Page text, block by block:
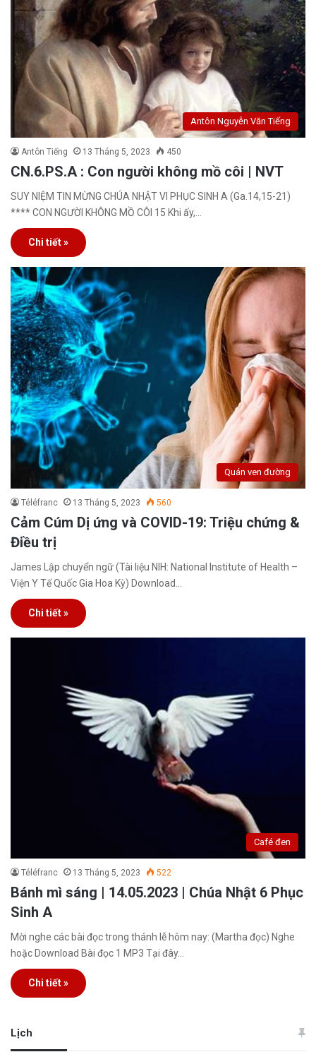
Antôn Nguyễn Văn Tiếng
Antôn Tiếng 13 Tháng 5, 2023 450
CN.6.PS.A : Con người không mồ côi | NVT
SUY NIỆM TIN MỪNG CHÚA NHẬT VI PHỤC SINH A (Ga.14,15-21)
**** CON NGƯỜI KHÔNG MỒ CÔI 15 Khi ấy,…
Chi tiết »
Quán ven đường
Téléfranc 13 Tháng 5, 2023 560
Cảm Cúm Dị ứng và COVID-19: Triệu chứng &
Điều trị
James Lập chuyển ngữ (Tài liệu NIH: National Institute of Health –
Viện Y Tế Quốc Gia Hoa Kỳ) Download…
Chi tiết »
Café đen
Téléfranc 13 Tháng 5, 2023 522
Bánh mì sáng | 14.05.2023 | Chúa Nhật 6 Phục
Sinh A
Mời nghe các bài đọc trong thánh lễ hôm nay: (Martha đọc) Nghe
hoặc Download Bài đọc 1 MP3 Tại đây…
Chi tiết »
Lịch